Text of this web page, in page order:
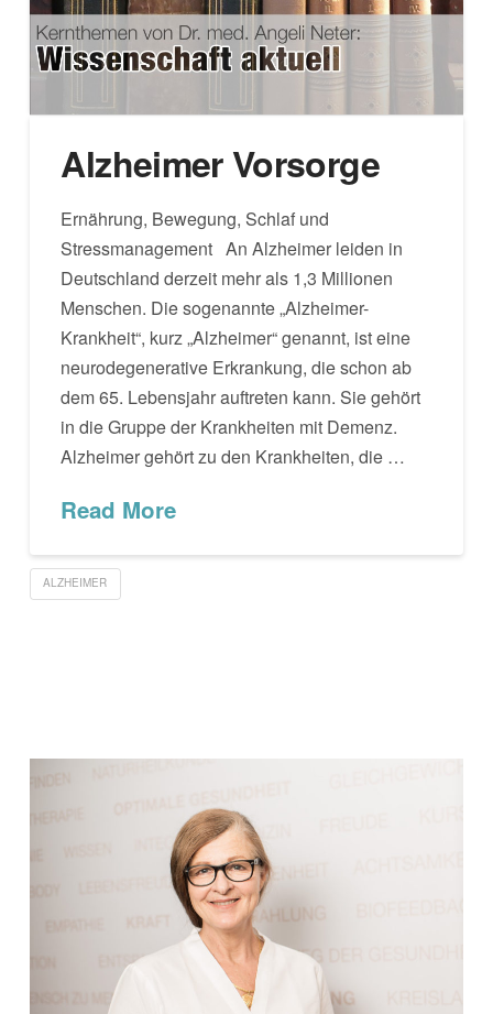
Alzheimer Vorsorge
Ernährung, Bewegung, Schlaf und
Stressmanagement An Alzheimer leiden in
Deutschland derzeit mehr als 1,3 Millionen
Menschen. Die sogenannte „Alzheimer-
Krankheit“, kurz „Alzheimer“ genannt, ist eine
neurodegenerative Erkrankung, die schon ab
dem 65. Lebensjahr auftreten kann. Sie gehört
in die Gruppe der Krankheiten mit Demenz.
Alzheimer gehört zu den Krankheiten, die …
Read More
ALZHEIMER